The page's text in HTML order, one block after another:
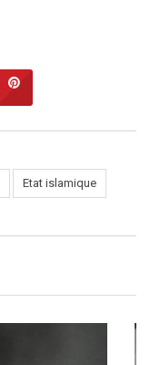
Etat islamique